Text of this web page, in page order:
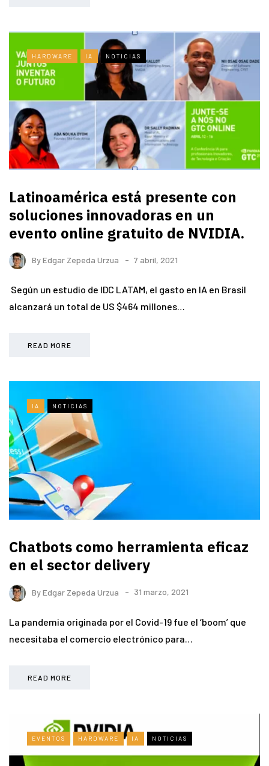
HARDWARE IA NOTICIAS
Latinoamérica está presente con
soluciones innovadoras en un
evento online gratuito de NVIDIA.
ByEdgar Zepeda Urzua 7 abril, 2021
Según un estudio de IDC LATAM, el gasto en IA en Brasil
alcanzará un total de US $464 millones…
READ MORE
IA NOTICIAS
Chatbots como herramienta eficaz
en el sector delivery
ByEdgar Zepeda Urzua 31 marzo, 2021
La pandemia originada por el Covid-19 fue el ‘boom’ que
necesitaba el comercio electrónico para…
READ MORE
EVENTOS HARDWARE IA NOTICIAS